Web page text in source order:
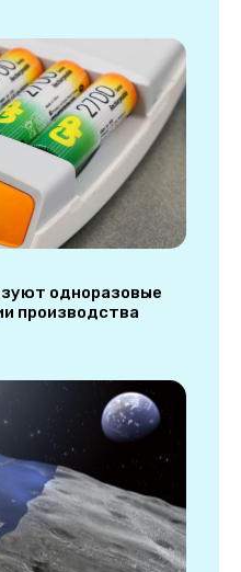
одноразовые
производства